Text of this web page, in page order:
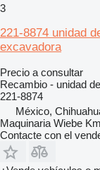
3
221-8874 unidad
excavadora
Precio a consultar
Recambio - unidad
221-8874
México,
Maquinaria Wiebe
Contacte con el